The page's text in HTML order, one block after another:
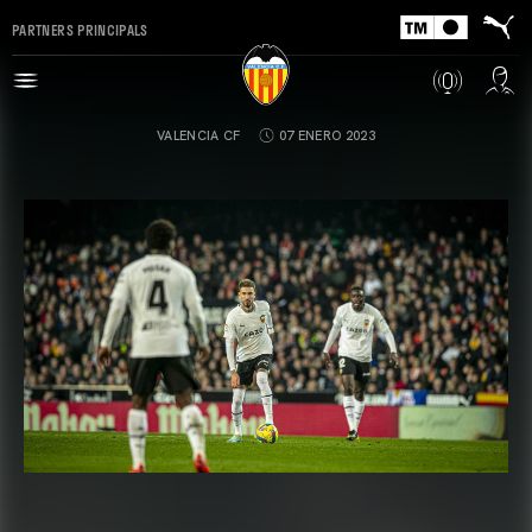
PARTNERS PRINCIPALS
VALENCIA CF 07 ENERO 2023